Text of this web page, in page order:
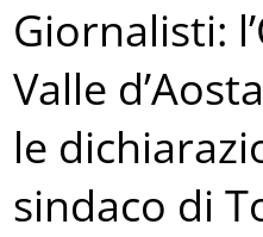
Giornalisti:
Valle
le
sindaco di